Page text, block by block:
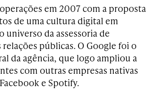
em 2007 com a proposta
de uma cultura digital em
universo da assessoria de
relações públicas. O Google foi o
da agência, que logo ampliou a
com outras empresas nativas
e Spotify.